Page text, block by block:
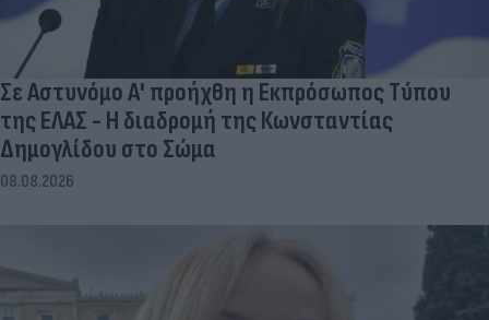
Σε Αστυνόμο Α' προήχθη η Εκπρόσωπος Τύπου
της ΕΛΑΣ - Η διαδρομή της Κωνσταντίας
Δημογλίδου στο Σώμα
08.08.2026